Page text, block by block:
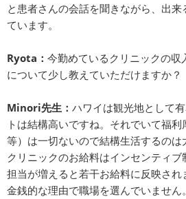
と患者さんの会話を聞きながら、出
ています。
Ryota： 今勤めているクリニックの
について少し教えていただけますか？
Minori先生： ハワイは観光地として
トは結構高いですね。それでいて福
等）は一切ないので結構生活するのは
クリニックのお給料はインセンティ
担当が増えると若干お給料に反映され
金銭的な理由で職場を選んでいません